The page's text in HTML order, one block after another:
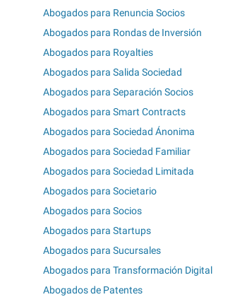
Abogados para Renuncia Socios
Abogados para Rondas de Inversión
Abogados para Royalties
Abogados para Salida Sociedad
Abogados para Separación Socios
Abogados para Smart Contracts
Abogados para Sociedad Ánonima
Abogados para Sociedad Familiar
Abogados para Sociedad Limitada
Abogados para Societario
Abogados para Socios
Abogados para Startups
Abogados para Sucursales
Abogados para Transformación Digital
Abogados de Patentes